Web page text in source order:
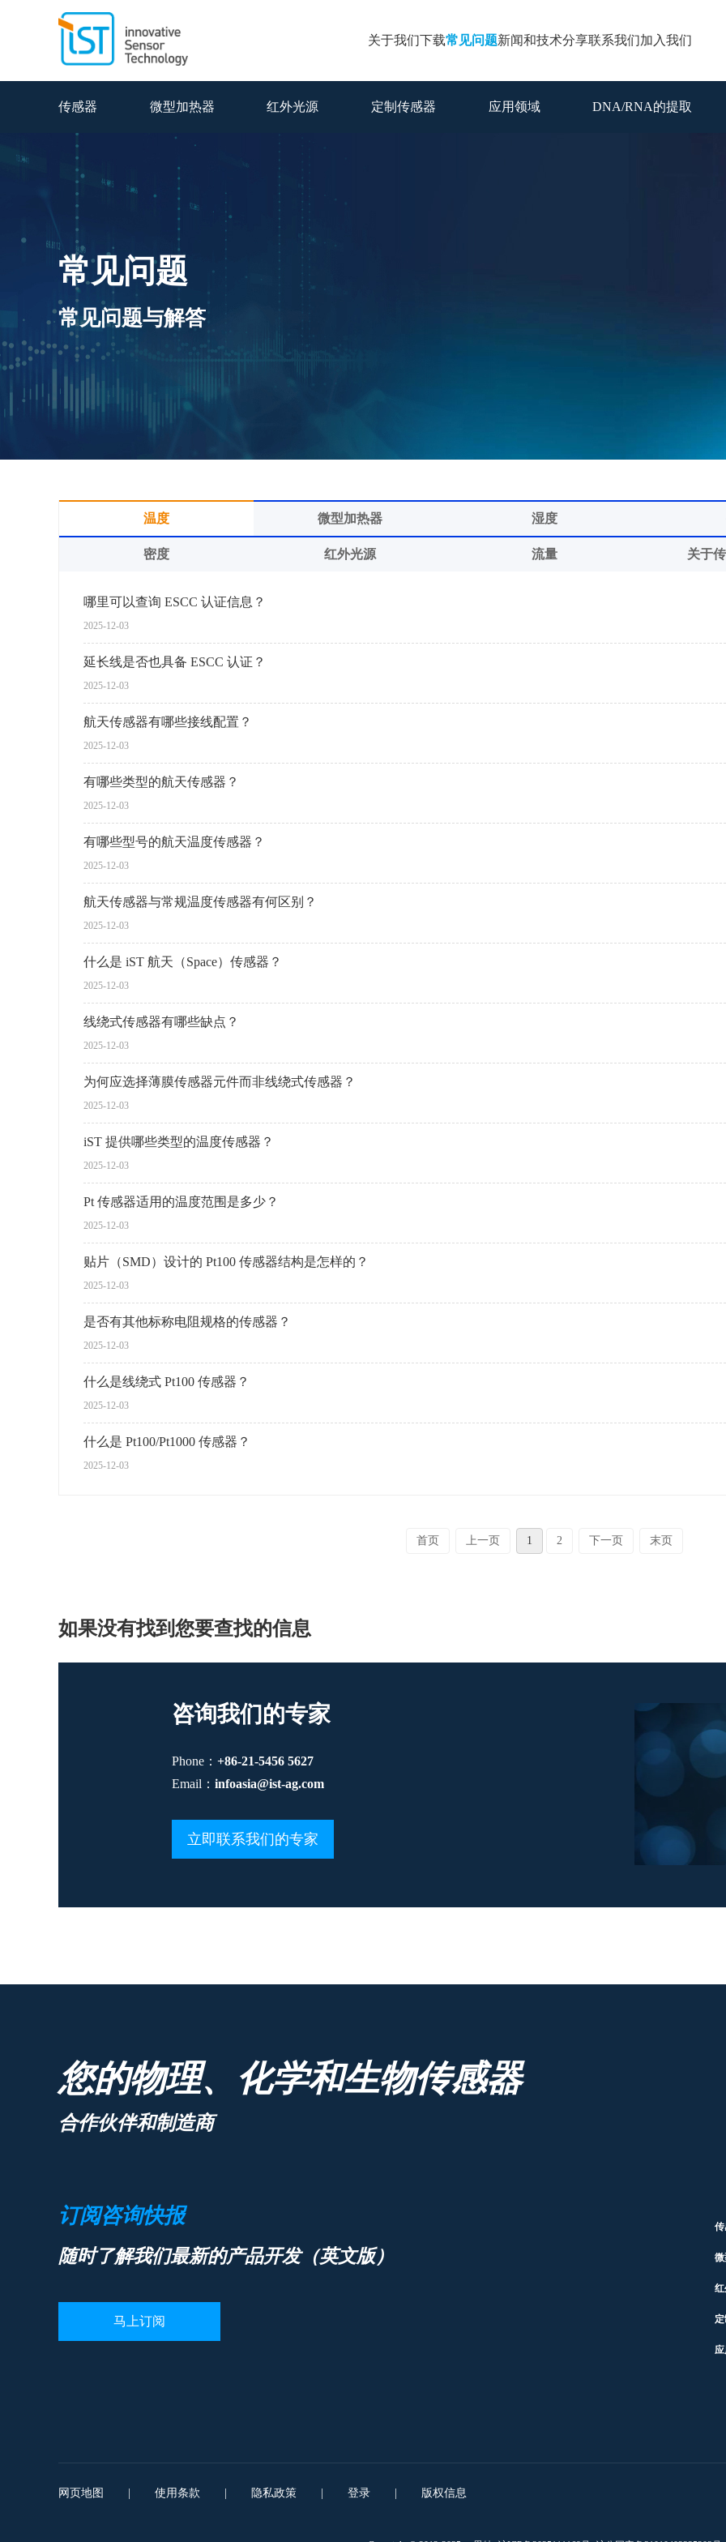
关于我们下载常见问题新闻和技术分享联系我们加入我们
传感器 微型加热器 红外光源 定制传感器 应用领域 DNA/RNA的提取
常见问题
常见问题与解答
温度 微型加热器 湿度
密度 红外光源 流量 关于
哪里可以查询 ESCC 认证信息？
2025-12-03
延长线是否也具备 ESCC 认证？
2025-12-03
航天传感器有哪些接线配置？
2025-12-03
有哪些类型的航天传感器？
2025-12-03
有哪些型号的航天温度传感器？
2025-12-03
航天传感器与常规温度传感器有何区别？
2025-12-03
什么是 iST 航天（Space）传感器？
2025-12-03
线绕式传感器有哪些缺点？
2025-12-03
为何应选择薄膜传感器元件而非线绕式传感器？
2025-12-03
iST 提供哪些类型的温度传感器？
2025-12-03
Pt 传感器适用的温度范围是多少？
2025-12-03
贴片（SMD）设计的 Pt100 传感器结构是怎样的？
2025-12-03
是否有其他标称电阻规格的传感器？
2025-12-03
什么是线绕式 Pt100 传感器？
2025-12-03
什么是 Pt100/Pt1000 传感器？
2025-12-03
首页 上一页 1 2 下一页 末页
如果没有找到您要查找的信息
咨询我们的专家
Phone： +86-21-5456 5627
Email： infoasia@ist-ag.com
立即联系我们的专家
您的物理、化学和生物传感器
合作伙伴和制造商
订阅咨询快报
随时了解我们最新的产品开发（英文版）
马上订阅
网页地图 使用条款 隐私政策 登录 版权信息